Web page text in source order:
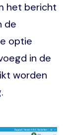
het bericht
de
optie
in de
worden